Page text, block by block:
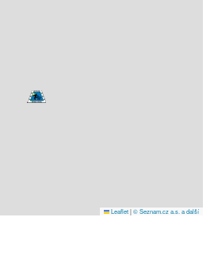
Leaflet|© Seznam.cz a.s. a další